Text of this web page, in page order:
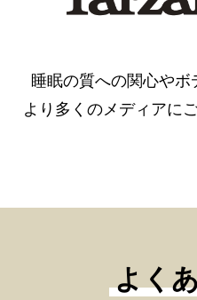
睡眠の質への関心や
より多くのメディアに
よく